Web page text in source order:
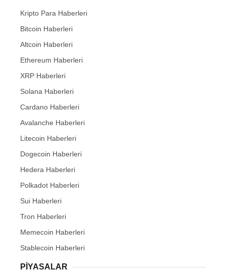
Kripto Para Haberleri
Bitcoin Haberleri
Altcoin Haberleri
Ethereum Haberleri
XRP Haberleri
Solana Haberleri
Cardano Haberleri
Avalanche Haberleri
Litecoin Haberleri
Dogecoin Haberleri
Hedera Haberleri
Polkadot Haberleri
Sui Haberleri
Tron Haberleri
Memecoin Haberleri
Stablecoin Haberleri
PIYASALAR